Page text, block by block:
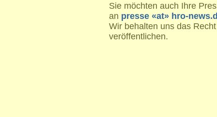
Sie möchten auch Ihre
an presse «at» hro-
Wir behalten uns das
veröffentlichen.